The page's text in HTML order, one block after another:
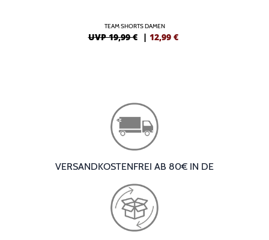
TEAM SHORTS DAMEN
UVP 19,99 € | 12,99 €
VERSANDKOSTENFREI AB 80€ IN DE